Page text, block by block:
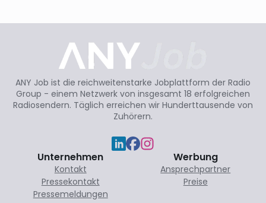
ANY Job ist die reichweitenstarke Jobplattform der Radio
Group - einem Netzwerk von insgesamt 18 erfolgreichen
Radiosendern. Täglich erreichen wir Hunderttausende von
Zuhörern.
Unternehmen
Kontakt
Pressekontakt
Pressemeldungen
Werbung
Ansprechpartner
Preise